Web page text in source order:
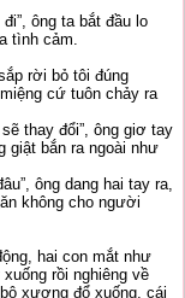
ông ta bắt đầu lo
tình cảm.
rời bỏ tôi đúng
cứ tuôn chảy ra
thay đổi”, ông giơ tay
giật bắn ra ngoài như
ông dang hai tay ra,
không cho người
hai con mắt như
rồi nghiêng về
xương đổ xuống, cái